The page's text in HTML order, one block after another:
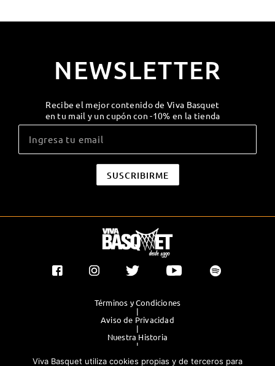
NEWSLETTER
Recibe el mejor contenido de Viva Basquet
en tu mail y un cupón con -10% en la tienda
Términos y Condiciones
|
Aviso de Privacidad
|
Nuestra Historia
|
|
Viva Basquet utiliza cookies propias y de terceros para